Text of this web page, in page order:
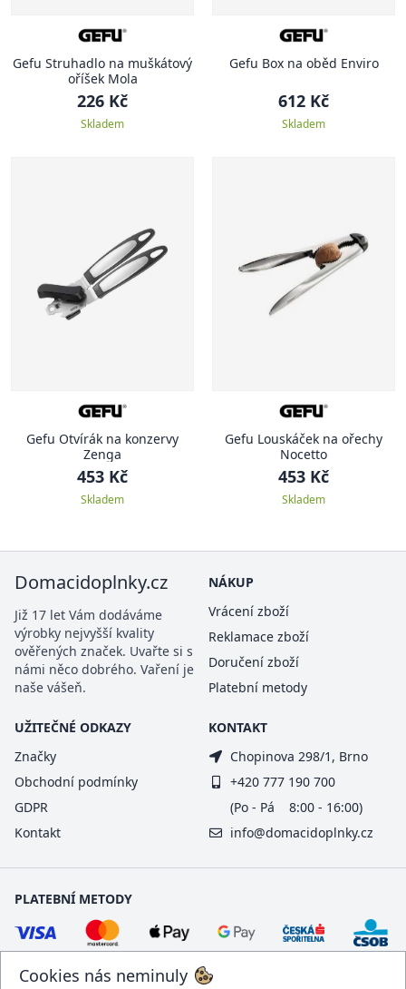
Gefu Struhadlo na muškátový
oříšek Mola
226 Kč
Skladem
Gefu Box na oběd Enviro
612 Kč
Skladem
Gefu Otvírák na konzervy
Zenga
453 Kč
Skladem
Gefu Louskáček na ořechy
Nocetto
453 Kč
Skladem
Cookies nás neminuly
Domacidoplnky.cz
Již 17 let Vám dodáváme
výrobky nejvyšší kvality
ověřených značek. Uvařte si s
námi něco dobrého. Vaření je
naše vášeň.
NÁKUP
Vrácení zboží
Reklamace zboží
Doručení zboží
Platební metody
UŽITEČNÉ ODKAZY
Značky
Obchodní podmínky
GDPR
Kontakt
KONTAKT
Chopinova 298/1, Brno
+420 777 190 700
(Po - Pá 8:00 - 16:00)
info@domacidoplnky.cz
PLATEBNÍ METODY